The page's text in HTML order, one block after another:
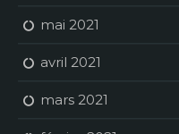
mai 2021
avril 2021
mars 2021